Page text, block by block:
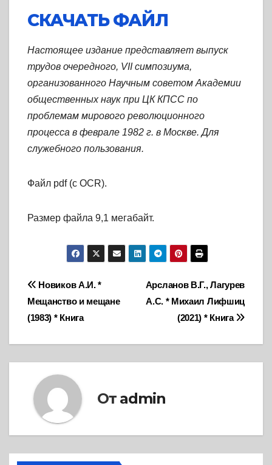
СКАЧАТЬ ФАЙЛ
Настоящее издание представляет выпуск
трудов очередного, VII симпозиума,
организованного Научным советом Академии
общественных наук при ЦК КПСС по
проблемам мирового революционного
процесса в феврале 1982 г. в Москве. Для
служебного пользования.
Файл pdf (с OCR).
Размер файла 9,1 мегабайт.
Навигация
по
записям
Арсланов В.Г., Лагурев
А.С. * Михаил Лифшиц
(2021) * Книга
Новиков А.И. *
Мещанство и мещане
(1983) * Книга
От admin